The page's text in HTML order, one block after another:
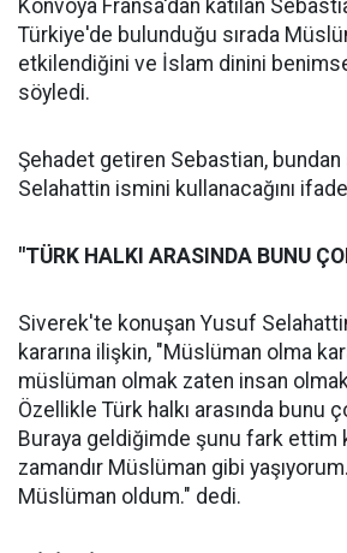
Konvoya Fransa'dan katılan
Türkiye'de bulunduğu sırada
etkilendiğini ve İslam dinini
söyledi.
Şehadet getiren Sebastian,
Selahattin ismini kullanacağını
"TÜRK HALKI ARASINDA BUNU
Siverek'te konuşan Yusuf
kararına ilişkin, "Müslüman olma
müslüman olmak zaten insan
Özellikle Türk halkı arasında bunu
Buraya geldiğimde şunu fark ettim
zamandır Müslüman gibi
Müslüman oldum." dedi.